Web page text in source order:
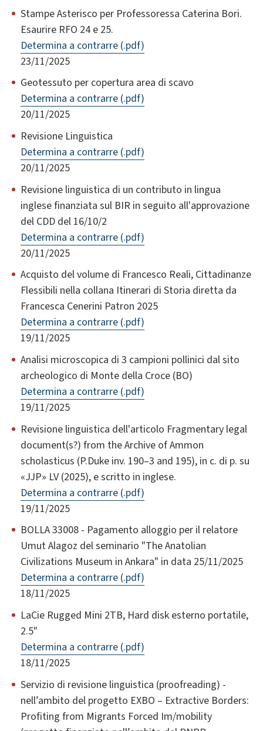
Stampe Asterisco per Professoressa Caterina Bori.
Esaurire RFO 24 e 25.
Determina a contrarre (.pdf)
23/11/2025
Geotessuto per copertura area di scavo
Determina a contrarre (.pdf)
20/11/2025
Revisione Linguistica
Determina a contrarre (.pdf)
20/11/2025
Revisione linguistica di un contributo in lingua
inglese finanziata sul BIR in seguito all'approvazione
del CDD del 16/10/2
Determina a contrarre (.pdf)
20/11/2025
Acquisto del volume di Francesco Reali, Cittadinanze
Flessibili nella collana Itinerari di Storia diretta da
Francesca Cenerini Patron 2025
Determina a contrarre (.pdf)
19/11/2025
Analisi microscopica di 3 campioni pollinici dal sito
archeologico di Monte della Croce (BO)
Determina a contrarre (.pdf)
19/11/2025
Revisione linguistica dell'articolo Fragmentary legal
document(s?) from the Archive of Ammon
scholasticus (P.Duke inv. 190–3 and 195), in c. di p. su
«JJP» LV (2025), e scritto in inglese.
Determina a contrarre (.pdf)
19/11/2025
BOLLA 33008 - Pagamento alloggio per il relatore
Umut Alagoz del seminario "The Anatolian
Civilizations Museum in Ankara" in data 25/11/2025
Determina a contrarre (.pdf)
18/11/2025
LaCie Rugged Mini 2TB, Hard disk esterno portatile,
2.5"
Determina a contrarre (.pdf)
18/11/2025
Servizio di revisione linguistica (proofreading) -
nell’ambito del progetto EXBO – Extractive Borders:
Profiting from Migrants Forced Im/mobility